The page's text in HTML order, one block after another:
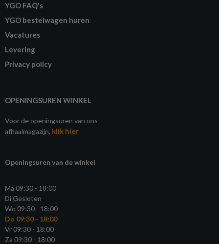
YGO FAQ's
YGO bestelwagen huren
Vacatures
Levering
Privacy policy
OPENINGSUREN WINKEL
Voor de openingsuren van ons
afhaalmagazijn, klik hier
Openingsuren van de winkel
Ma 09:30 - 18:00
Di Gesloten
Wo 09:30 - 18:00
Do 09:30 - 18:00
Vr 09:30 - 18:00
Za 09:30 - 18:00